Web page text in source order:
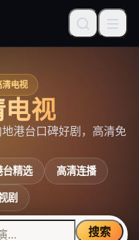
电视
视
地港台口碑好剧，高清免
台精选
高清连播
剧
搜索